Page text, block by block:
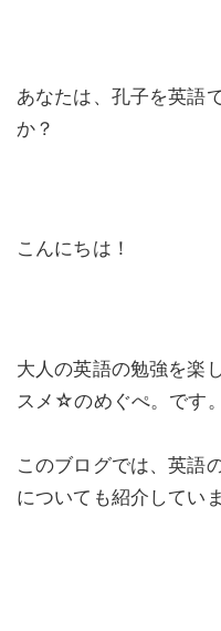
あなたは、孔子を英語
か？
こんにちは！
大人の英語の勉強を楽
スメ☆のめぐぺ。です。
このブログでは、英語
についても紹介していま